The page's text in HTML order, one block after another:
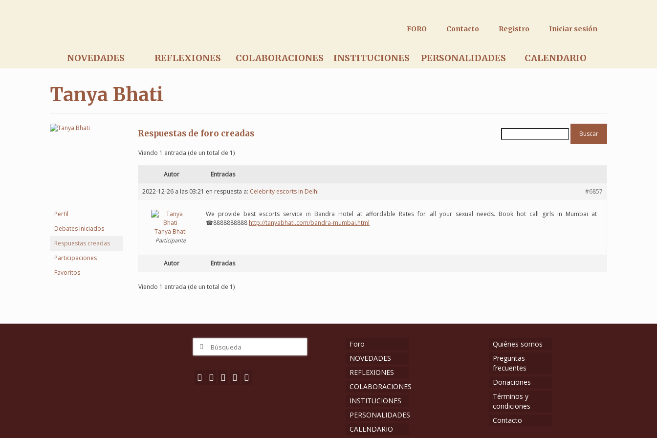
FORO Contacto Registro Iniciar sesión
NOVEDADES REFLEXIONES COLABORACIONES INSTITUCIONES PERSONALIDADES CALENDARIO
Tanya Bhati
Perfil
Debates iniciados
Respuestas creadas
Participaciones
Favoritos
Respuestas de foro creadas
Viendo 1 entrada (de un total de 1)
Autor Entradas
2022-12-26 a las 03:21 en respuesta a: Celebrity escorts in Delhi #6857
Tanya Bhati
Participante
We provide best escorts service in Bandra Hotel at affordable Rates for all your sexual needs. Book hot call girls in Mumbai at
☎8888888888.http://tanyabhati.com/bandra-mumbai.html
Autor Entradas
Viendo 1 entrada (de un total de 1)
Buscar
por:
Foro
NOVEDADES
REFLEXIONES
COLABORACIONES
INSTITUCIONES
PERSONALIDADES
CALENDARIO
Quiénes somos
Preguntas
frecuentes
Donaciones
Términos y
condiciones
Contacto